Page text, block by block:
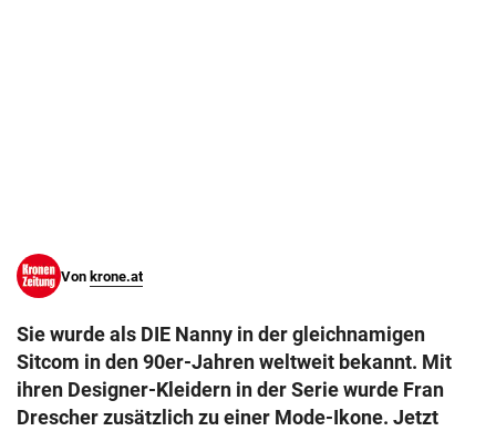
Von krone.at
Sie wurde als DIE Nanny in der gleichnamigen
Sitcom in den 90er-Jahren weltweit bekannt. Mit
ihren Designer-Kleidern in der Serie wurde Fran
Drescher zusätzlich zu einer Mode-Ikone. Jetzt